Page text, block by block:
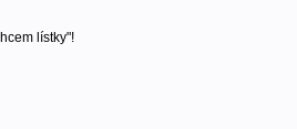
lístky"!